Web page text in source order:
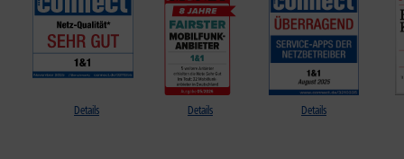
Details Details Details